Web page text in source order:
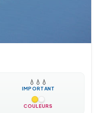
💧 💧 💧
IMPORTANT
COULEURS